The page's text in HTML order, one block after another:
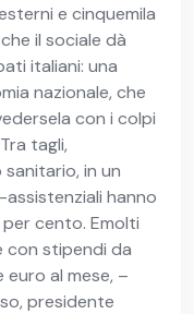
e cinquemila
il sociale dà
italiani: una
nazionale, che
con i colpi
tagli,
in un
hanno
cento. Emolti
stipendi da
euro al mese, –
presidente